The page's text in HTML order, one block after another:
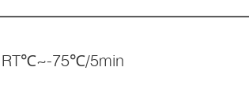
RT℃~-75℃/5min